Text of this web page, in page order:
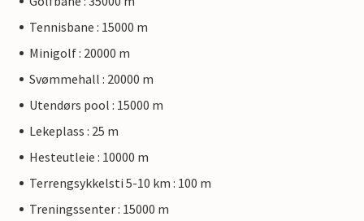
Tennisbane : 15000 m
Minigolf : 20000 m
Svømmehall : 20000 m
Utendørs pool : 15000 m
Lekeplass : 25 m
Hesteutleie : 10000 m
Terrengsykkelsti 5-10 km : 100 m
Treningssenter : 15000 m